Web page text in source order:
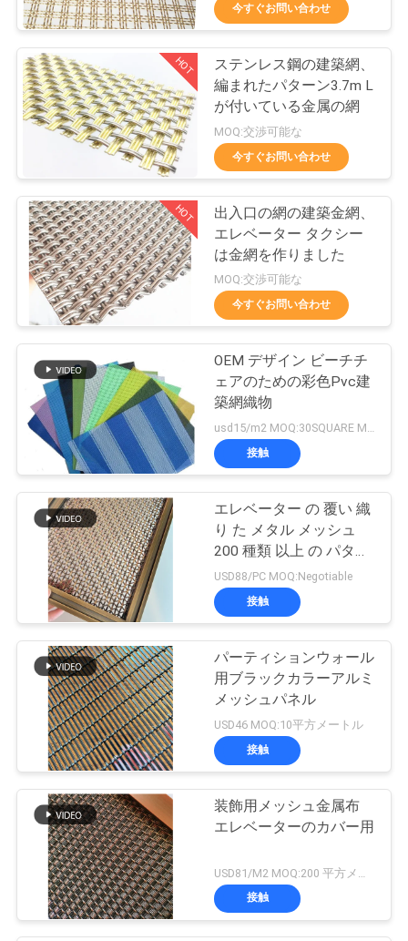
に
つ
い
学
理
い
ニ
金属の網の飾り布
113
建築金網
タイルの両面機板洗
濯機
62
スタッド溶接ピン
209
ピン溶接機
今すぐお問い合わせ
HOT
ステンレス鋼の建築網、
編まれたパターン3.7m L
が付いている金属の網
MOQ:交渉可能な
今すぐお問い合わせ
HOT
出入口の網の建築金網、
エレベーター タクシー
は金網を作りました
MOQ:交渉可能な
今すぐお問い合わせ
OEM デザイン ビーチチ
ェアのための彩色Pvc建
築網織物
usd15/m2 MOQ:30SQUARE METER
接触
エレベーター の 覆い 織
り た メタル メッシュ
200 種類 以上 の パター
ン
USD88/PC MOQ:Negotiable
接触
パーティションウォール
用ブラックカラーアルミ
メッシュパネル
USD46 MOQ:10平方メートル
接触
装飾用メッシュ金属布
エレベーターのカバー用
接触